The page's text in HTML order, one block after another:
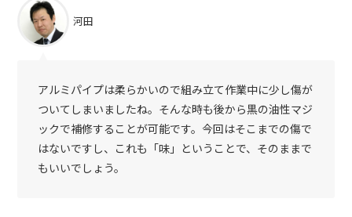
河田
アルミパイプは柔らかいので組み立て作業中に少し傷が
ついてしまいましたね。そんな時も後から黒の油性マジ
ックで補修することが可能です。今回はそこまでの傷で
はないですし、これも「味」ということで、そのままで
もいいでしょう。